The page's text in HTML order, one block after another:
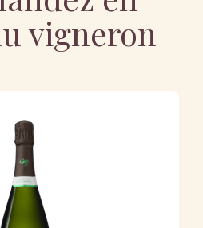
vigneron